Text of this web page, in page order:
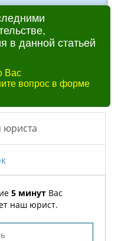
в данной статьей
Вас
вопрос в форме